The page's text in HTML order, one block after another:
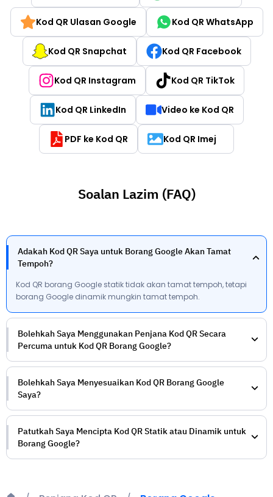
Kod QR Ulasan Google Kod QR WhatsApp
Kod QR Snapchat Kod QR Facebook
Kod QR Instagram Kod QR TikTok
Kod QR LinkedIn Video ke Kod QR
PDF ke Kod QR Kod QR Imej
Soalan Lazim (FAQ)
Adakah Kod QR Saya untuk Borang Google Akan Tamat
Tempoh?
Kod QR borang Google statik tidak akan tamat tempoh, tetapi
borang Google dinamik mungkin tamat tempoh.
Bolehkah Saya Menggunakan Penjana Kod QR Secara
Percuma untuk Kod QR Borang Google?
Bolehkah Saya Menyesuaikan Kod QR Borang Google
Saya?
Patutkah Saya Mencipta Kod QR Statik atau Dinamik untuk
Borang Google?